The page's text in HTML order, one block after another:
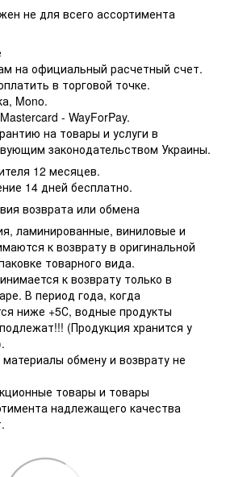
не для всего ассортимента
на официальный расчетный счет.
в торговой точке.
Mono.
- WayForPay.
на товары и услуги в
законодательством Украины.
12 месяцев.
14 дней бесплатно.
возврата или обмена
ламинированные, виниловые и
к возврату в оригинальной
товарного вида.
к возврату только в
В период года, когда
ниже +5С, водные продукты
(Продукция хранится у
обмену и возврату не
товары и товары
надлежащего качества